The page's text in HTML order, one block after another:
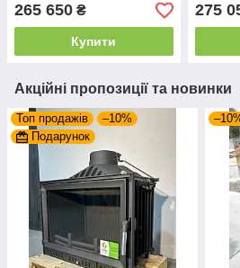
гільйотиною (20 кВт)
265 650 ₴
Купити
275
Акційні пропозиції та новинки
Топ продажів
–10%
Подарунок